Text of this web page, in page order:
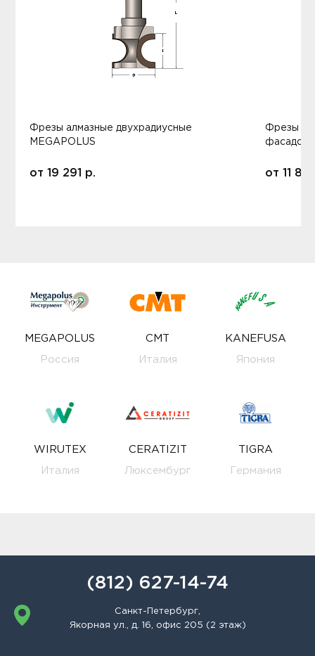
Фрезы алмазные двухрадиусные
MEGAPOLUS
от 19 291 р.
Фрезы
фасадов
от 11
MEGAPOLUS
Россия
CMT
Италия
KANEFUSA
Япония
WIRUTEX
Италия
CERATIZIT
Люксембург
TIGRA
Германия
(812) 627-14-74
Санкт-Петербург,
Якорная ул., д. 16, офис 205 (2 этаж)